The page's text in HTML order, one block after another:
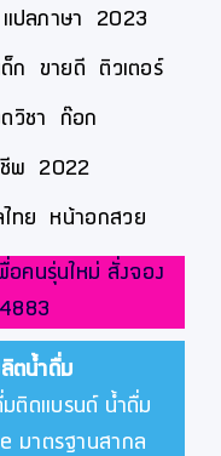
แปลภาษา 2023
ก ขายดี ติวเตอร์
วิชา ก๊อก
พ 2022
ไทย หน้าอกสวย
ตน้ำดื่ม
ติดแบรนด์ น้ำดื่ม
มาตรฐานสากล